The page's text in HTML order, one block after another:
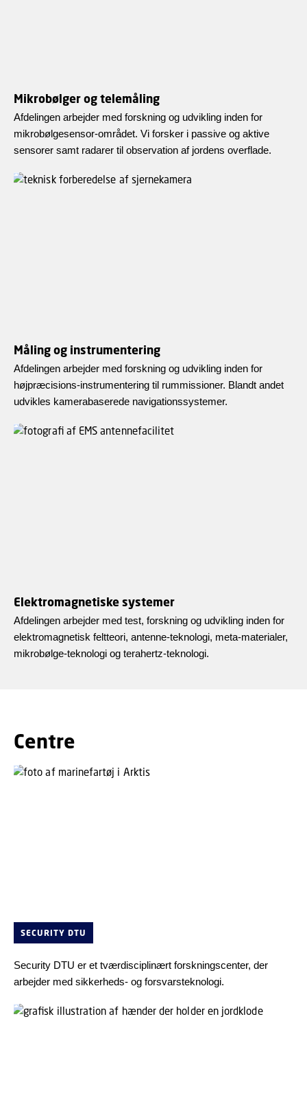
Mikrobølger og telemåling
Afdelingen arbejder med forskning og udvikling inden for
mikrobølgesensor-området. Vi forsker i passive og aktive
sensorer samt radarer til observation af jordens overflade.
Måling og instrumentering
Afdelingen arbejder med forskning og udvikling inden for
højpræcisions-instrumentering til rummissioner. Blandt andet
udvikles kamerabaserede navigationssystemer.
Elektromagnetiske systemer
Afdelingen arbejder med test, forskning og udvikling inden for
elektromagnetisk feltteori, antenne-teknologi, meta-materialer,
mikrobølge-teknologi og terahertz-teknologi.
Centre
SECURITY DTU
Security DTU er et tværdisciplinært forskningscenter, der
arbejder med sikkerheds- og forsvarsteknologi.